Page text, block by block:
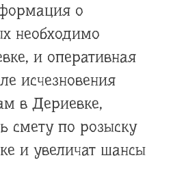
о
необходимо
и оперативная
исчезновения
в Дериевке,
смету по розыску
и увеличат шансы